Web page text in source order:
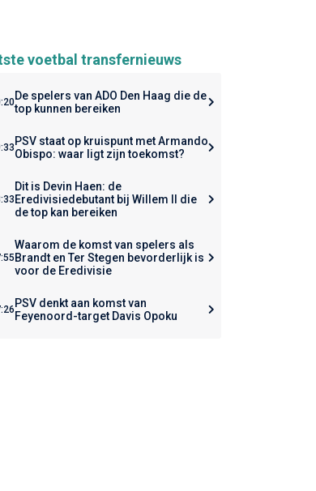
voetbal transfernieuws
De spelers van ADO Den Haag die de
top kunnen bereiken
PSV staat op kruispunt met Armando
Obispo: waar ligt zijn toekomst?
Dit is Devin Haen: de
Eredivisiedebutant bij Willem II die
de top kan bereiken
Waarom de komst van spelers als
Brandt en Ter Stegen bevorderlijk is
voor de Eredivisie
PSV denkt aan komst van
Feyenoord-target Davis Opoku